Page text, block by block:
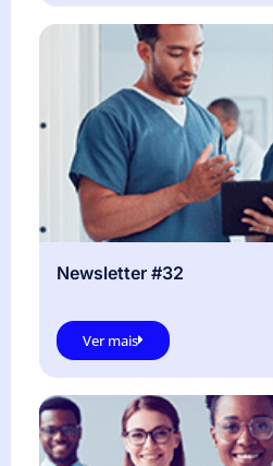
Newsletter #32
Ver mais